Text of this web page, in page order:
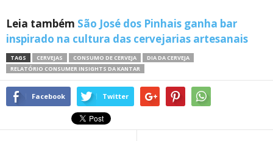
Leia também São José dos Pinhais ganha bar
inspirado na cultura das cervejarias artesanais
TAGS CERVEJAS CONSUMO DE CERVEJA
DIA DA CERVEJA
RELATÓRIO CONSUMER INSIGHTS DA KANTAR
Facebook Twitter